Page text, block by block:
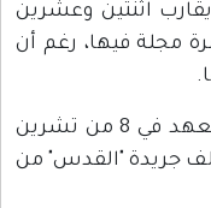
اثنتين وعشرين
مجلة فيها، رغم أن
وكانت بدايــة صدور الصحف بهذا العهد في 8 من تشرين
الزلف جريدة "القدس" من